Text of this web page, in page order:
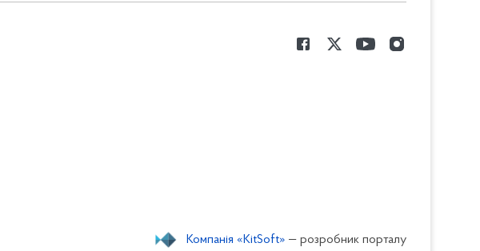
Компанія «KitSoft» — розробник порталу